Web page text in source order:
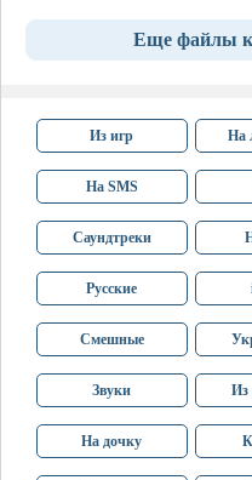
Еще файлы
Из игр На
На SMS
Саундтреки
Русские
Смешные
Звуки Из
На дочку